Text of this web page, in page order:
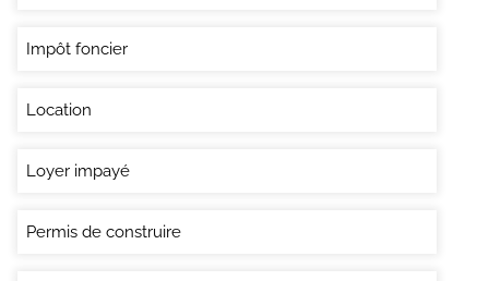
Impôt foncier
Location
Loyer impayé
Permis de construire